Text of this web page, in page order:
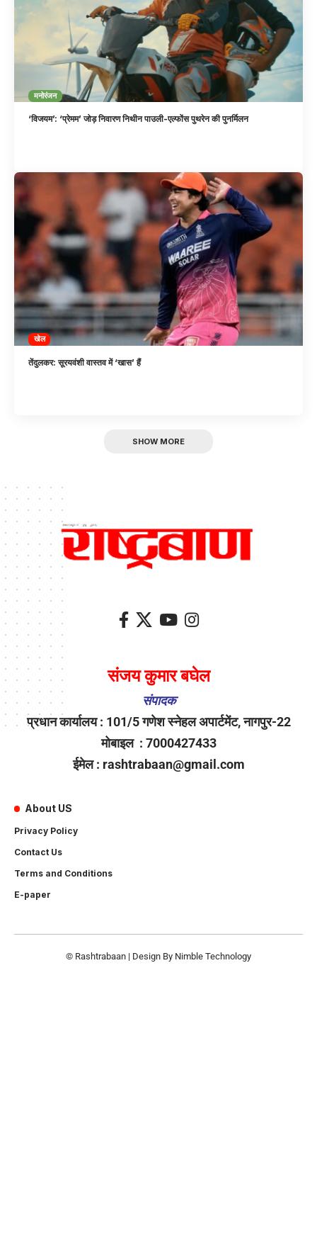
मनोरंजन
‘विजयम’: ‘प्रेमम’ जोड़ निवारण निथीन पाउली-एल्फोंस पुथरेन की पुनर्मिलन
खेल
तेंदुलकर: सूरयवंशी वास्तव में ‘खास’ हैं
SHOW MORE
संजय कुमार बघेल
संपादक
प्रधान कार्यालय : 101/5 गणेश स्नेहल अपार्टमेंट, नागपुर-22
मोबाइल : 7000427433
ईमेल : rashtrabaan@gmail.com
About US
Privacy Policy
Contact Us
Terms and Conditions
E-paper
© Rashtrabaan | Design By Nimble Technology